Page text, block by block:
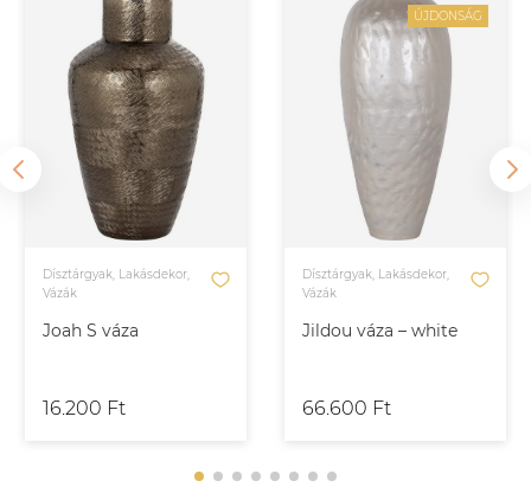
Joah S váza
Dísztárgyak, Lakásdekor,
Vázák
16.200 Ft
ÚJDONSÁG
Jildou váza – white
Dísztárgyak, Lakásdekor,
Vázák
66.600 Ft